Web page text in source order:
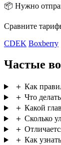
📦 Нужно
Сравните
CDEK Boxberry
Частые
＋ Как
＋ Что
＋ Какой
＋ Сколько
＋
＋ Как